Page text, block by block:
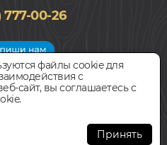
9мм
Водостойкий
5 660руб.
КУПИТЬ
777-00-26
салона
до 21:00
г. Москва,
д.1, строение 9
файлы cookie для
с
сайт, вы соглашаетесь с
Принять